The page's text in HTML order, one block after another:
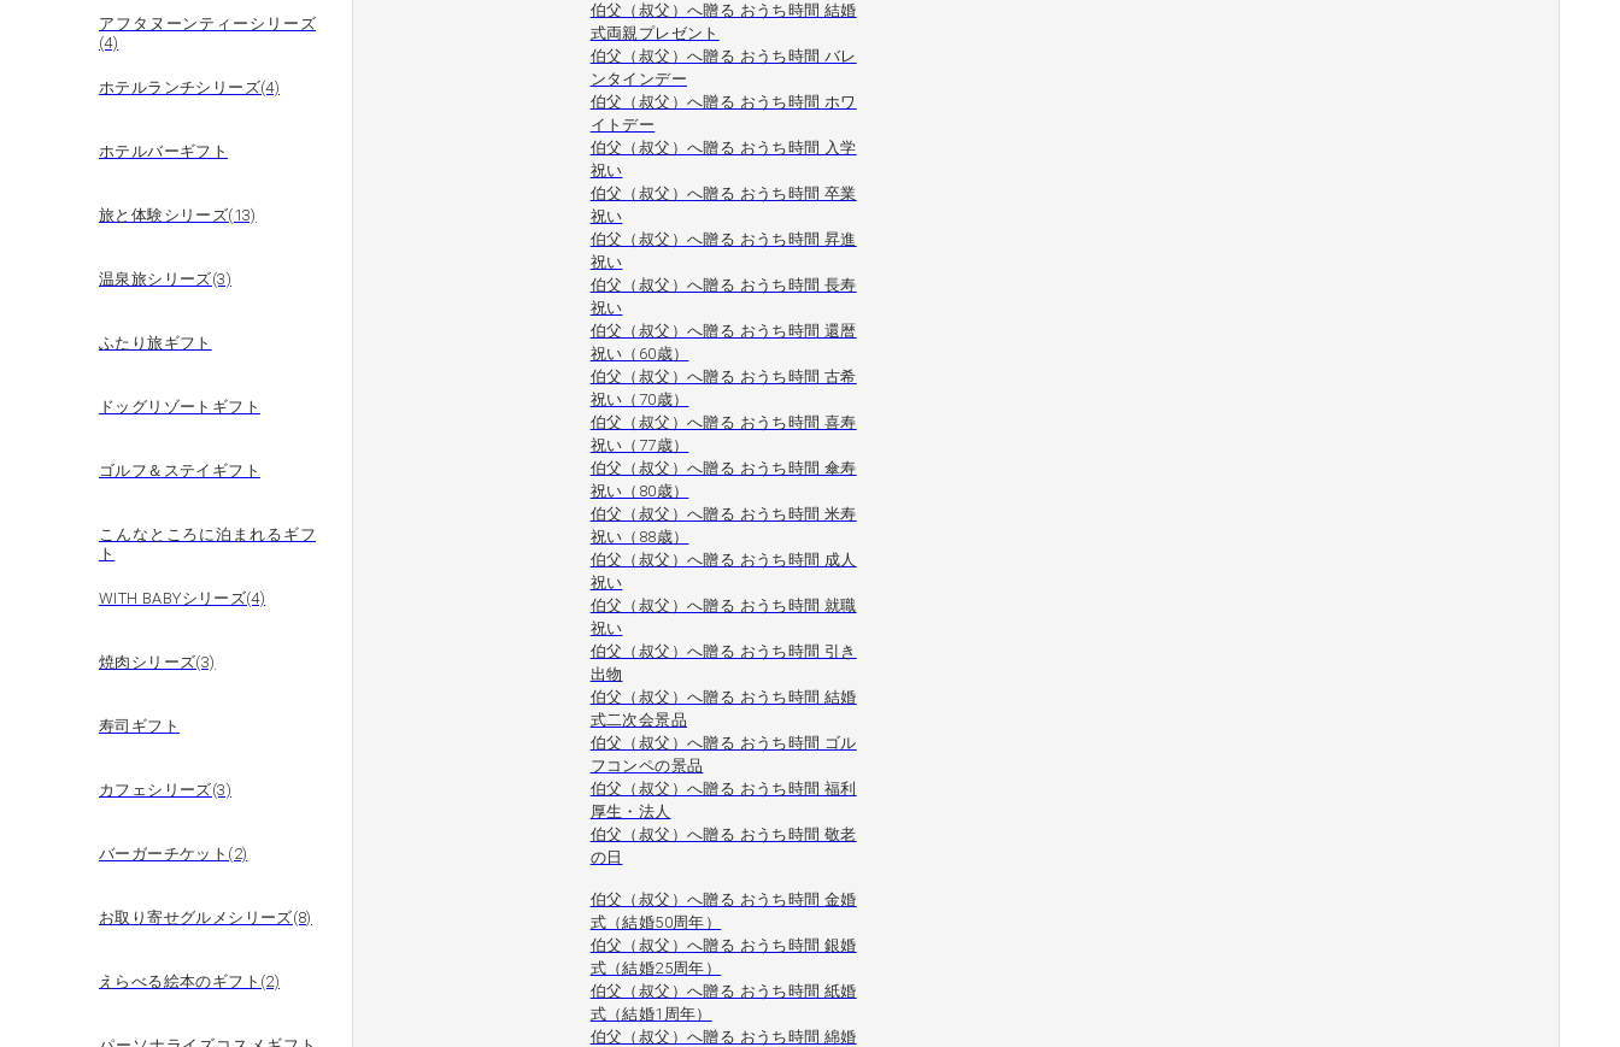
アフタヌーンティーシリーズ
(4)
ホテルランチシリーズ(4)
ホテルバーギフト
旅と体験シリーズ(13)
温泉旅シリーズ(3)
ふたり旅ギフト
ドッグリゾートギフト
ゴルフ＆ステイギフト
こんなところに泊まれるギフ
ト
WITH BABYシリーズ(4)
焼肉シリーズ(3)
寿司ギフト
カフェシリーズ(3)
バーガーチケット(2)
お取り寄せグルメシリーズ(8)
えらべる絵本のギフト(2)
伯父（叔父）へ贈る おうち時間 結婚
式両親プレゼント
伯父（叔父）へ贈る おうち時間 バレ
ンタインデー
伯父（叔父）へ贈る おうち時間 ホワ
イトデー
伯父（叔父）へ贈る おうち時間 入学
祝い
伯父（叔父）へ贈る おうち時間 卒業
祝い
伯父（叔父）へ贈る おうち時間 昇進
祝い
伯父（叔父）へ贈る おうち時間 長寿
祝い
伯父（叔父）へ贈る おうち時間 還暦
祝い（60歳）
伯父（叔父）へ贈る おうち時間 古希
祝い（70歳）
伯父（叔父）へ贈る おうち時間 喜寿
祝い（77歳）
伯父（叔父）へ贈る おうち時間 傘寿
祝い（80歳）
伯父（叔父）へ贈る おうち時間 米寿
祝い（88歳）
伯父（叔父）へ贈る おうち時間 成人
祝い
伯父（叔父）へ贈る おうち時間 就職
祝い
伯父（叔父）へ贈る おうち時間 引き
出物
伯父（叔父）へ贈る おうち時間 結婚
式二次会景品
伯父（叔父）へ贈る おうち時間 ゴル
フコンペの景品
伯父（叔父）へ贈る おうち時間 福利
厚生・法人
伯父（叔父）へ贈る おうち時間 敬老
の日
伯父（叔父）へ贈る おうち時間 金婚
式（結婚50周年）
伯父（叔父）へ贈る おうち時間 銀婚
式（結婚25周年）
伯父（叔父）へ贈る おうち時間 紙婚
式（結婚1周年）
伯父（叔父）へ贈る おうち時間 綿婚